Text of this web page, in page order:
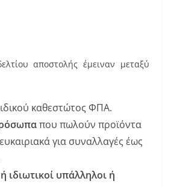
αποστολής έμειναν μεταξύ
καθεστώτος ΦΠΑ.
που πωλούν προϊόντα
για συναλλαγές έως
ιδιωτικοί υπάλληλοι ή